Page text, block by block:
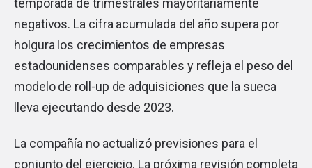
temporada de trimestrales mayoritariamente
negativos. La cifra acumulada del año supera por
holgura los crecimientos de empresas
estadounidenses comparables y refleja el peso del
modelo de roll-up de adquisiciones que la sueca
lleva ejecutando desde 2023.
La compañía no actualizó previsiones para el
conjunto del ejercicio. La próxima revisión completa